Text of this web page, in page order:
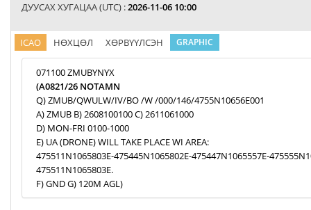
ДУУСАХ ХУГАЦАА (UTC) :2026-11-06 10:00
ICAO НӨХЦӨЛ ХӨРВҮҮЛСЭН GRAPHIC
071100 ZMUBYNYX
(A0821/26 NOTAMN
Q) ZMUB/QWULW/IV/BO /W /000/146/4755N10656E001
A) ZMUB B) 2608100100 C) 2611061000
D) MON-FRI 0100-1000
E) UA (DRONE) WILL TAKE PLACE WI AREA:
475511N1065803E-475445N1065802E-475447N1065557E-
475511N1065803E.
F) GND G) 120M AGL)